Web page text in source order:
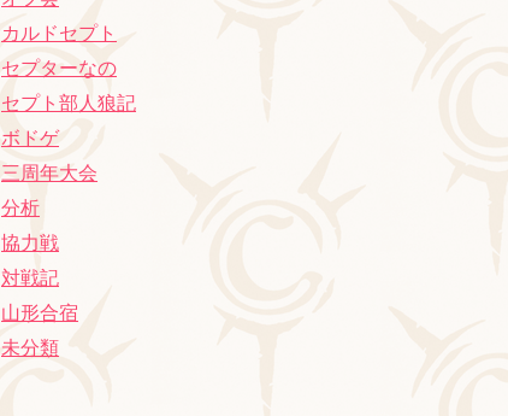
カルドセプト
セプターなの
セプト部人狼記
ボドゲ
三周年大会
分析
協力戦
対戦記
山形合宿
未分類